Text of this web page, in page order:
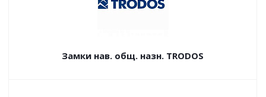
Замки нав. общ. назн. TRODOS